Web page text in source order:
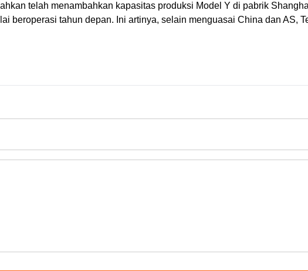
telah menambahkan kapasitas produksi Model Y di pabrik
beroperasi tahun depan. Ini artinya, selain menguasai China dan AS,